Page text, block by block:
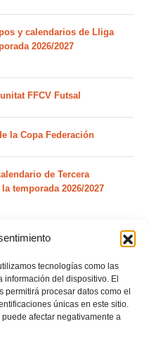
tecnologías como las
del dispositivo. El
procesar datos como el
únicas en este sitio.
afectar negativamente a
y calendarios de Lliga
2026/2027
FFCV Futsal
la Copa Federación
de Tercera
temporada 2026/2027
Lliga Autonòmica Juvenil de
VI de Tercera Federación
2026/27 se sorteará el